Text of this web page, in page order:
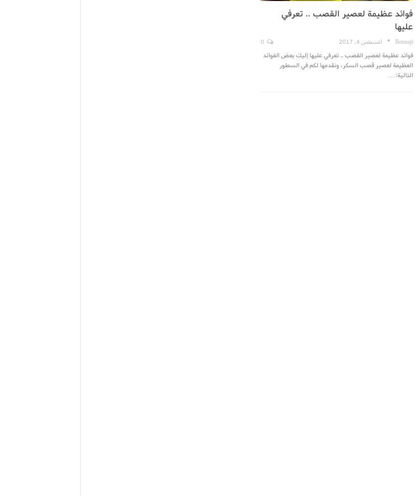
فوائد عظيمة لعصير القصب .. تعرفي
عليها
Bennaji أغسطس 4, 2017
فوائد عظيمة لعصير القصب .. تعرفي عليها إليك بعض الفوائد
العظيمة لعصير قصب السكر، ونقدمها لكم في السطور
التالية:…